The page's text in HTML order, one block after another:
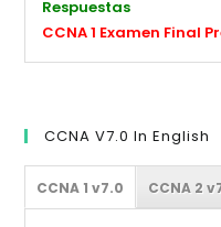
Respuestas
CCNA 1 Examen Final
CCNA V7.0 In English
CCNA 1 v7.0 CCNA 2